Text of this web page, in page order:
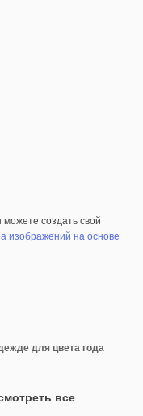
можете создать свой
изображений на основе
для цвета года
все